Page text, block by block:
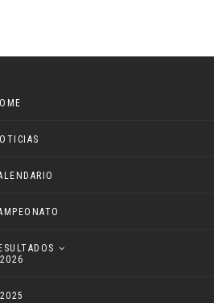
2026
2025